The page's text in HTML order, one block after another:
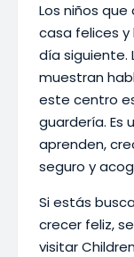
Los niños que
casa felices y
día siguiente.
muestran
este centro
guardería. Es
aprenden,
seguro y
Si estás
crecer feliz,
visitar